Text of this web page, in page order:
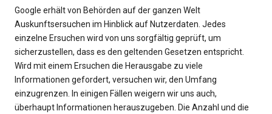
Google erhält von Behörden auf der ganzen Welt
Auskunftsersuchen im Hinblick auf Nutzerdaten. Jedes
einzelne Ersuchen wird von uns sorgfältig geprüft, um
sicherzustellen, dass es den geltenden Gesetzen entspricht.
Wird mit einem Ersuchen die Herausgabe zu viele
Informationen gefordert, versuchen wir, den Umfang
einzugrenzen. In einigen Fällen weigern wir uns auch,
überhaupt Informationen herauszugeben. Die Anzahl und die